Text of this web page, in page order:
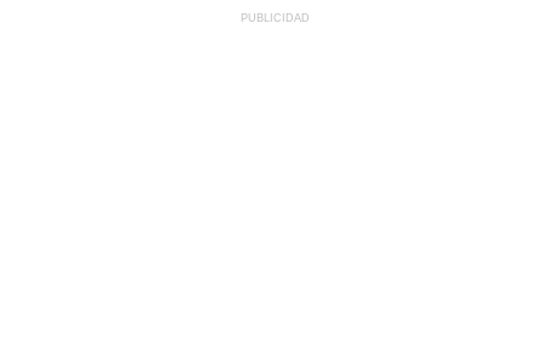
PUBLICIDAD